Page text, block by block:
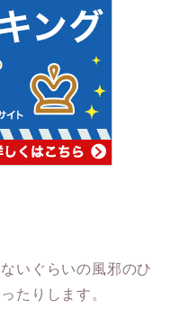
いぐらいの風邪のひ
たりします。